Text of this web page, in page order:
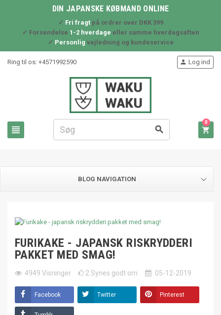
DIN JAPANSKE KØBMAND ONLINE
✓ Fri fragtpå ordrer over DKK 399
✓ Forsendelse 1-2 hverdage eller samme hverdagsaften
✓ Personlig vejledning og kundeservice
Ring til os: +4571992590
 
 Log ind

0
BLOG NAVIGATION
FURIKAKE - JAPANSK RISKRYDDERI
PAKKET MED SMAG!
4949 Visninger 2 Synes godt om 05-12-2019
Facebook Twitter Pinterest